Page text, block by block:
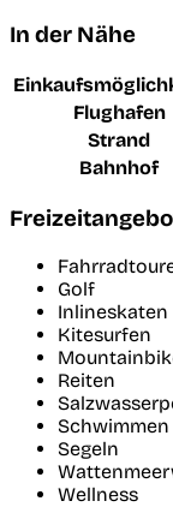
In der Nähe
Flughafen
Strand
Bahnhof
Golf
Inlineskaten
Kitesurfen
Reiten
Schwimmen
Segeln
Wellness